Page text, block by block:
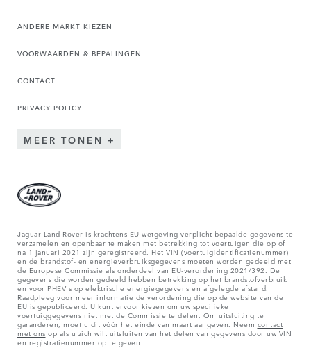
ANDERE MARKT KIEZEN
VOORWAARDEN & BEPALINGEN
CONTACT
PRIVACY POLICY
MEER TONEN
Jaguar Land Rover is krachtens EU-wetgeving verplicht bepaalde gegevens te
verzamelen en openbaar te maken met betrekking tot voertuigen die op of
na 1 januari 2021 zijn geregistreerd. Het VIN (voertuigidentificatienummer)
en de brandstof- en energieverbruiksgegevens moeten worden gedeeld met
de Europese Commissie als onderdeel van EU-verordening 2021/392. De
gegevens die worden gedeeld hebben betrekking op het brandstofverbruik
en voor PHEV's op elektrische energiegegevens en afgelegde afstand.
Raadpleeg voor meer informatie de verordening die op dewebsite van de
EU is gepubliceerd. U kunt ervoor kiezen om uw specifieke
voertuiggegevens niet met de Commissie te delen. Om uitsluiting te
garanderen, moet u dit vóór het einde van maart aangeven. Neem contact
met ons op als u zich wilt uitsluiten van het delen van gegevens door uw VIN
en registratienummer op te geven.